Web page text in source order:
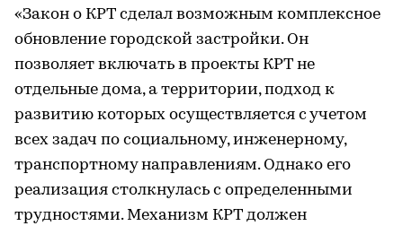
«Закон о КРТ сделал возможным комплексное
обновление городской застройки. Он
позволяет включать в проекты КРТ не
отдельные дома, а территории, подход к
развитию которых осуществляется с учетом
всех задач по социальному, инженерному,
транспортному направлениям. Однако его
реализация столкнулась с определенными
трудностями. Механизм КРТ должен